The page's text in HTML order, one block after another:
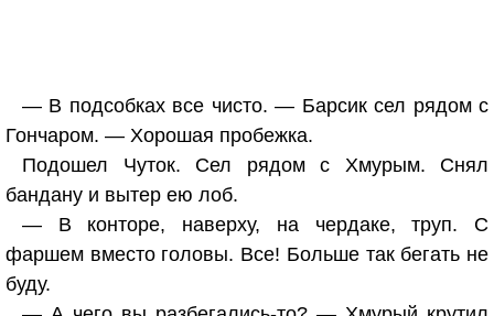
— В подсобках все чисто. — Барсик сел рядом с
Гончаром. — Хорошая пробежка.
Подошел Чуток. Сел рядом с Хмурым. Снял
бандану и вытер ею лоб.
— В конторе, наверху, на чердаке, труп. С
фаршем вместо головы. Все! Больше так бегать не
буду.